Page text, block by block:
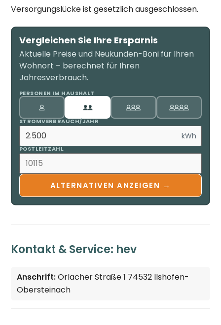
Versorgungslücke ist gesetzlich ausgeschlossen.
Vergleichen Sie Ihre Ersparnis
Aktuelle Preise und Neukunden-Boni für Ihren
Wohnort – berechnet für Ihren
Jahresverbrauch.
PERSONEN IM HAUSHALT
STROMVERBRAUCH/JAHR
kWh
POSTLEITZAHL
ALTERNATIVEN ANZEIGEN →
Kontakt & Service: hev
Anschrift:Orlacher Straße 1 74532 Ilshofen-
Obersteinach